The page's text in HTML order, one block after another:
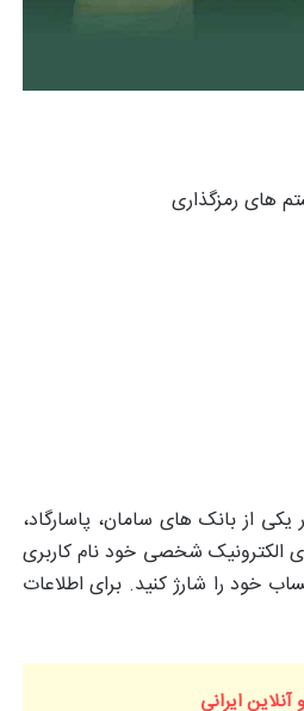
از بانک های سامان، پاسارگاد،
الکترونیک شخصی خود نام کاربری
خود را شارژ کنید. برای اطلاعات
ایرانی